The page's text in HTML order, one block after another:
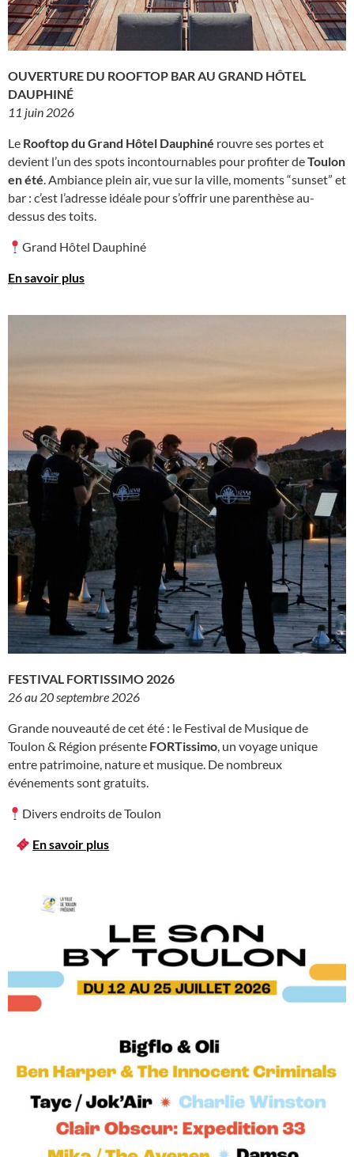
OUVERTURE DU ROOFTOP BAR AU GRAND HÔTEL
DAUPHINÉ
11 juin 2026
Le Rooftop du Grand Hôtel Dauphiné rouvre ses portes et
devient l’un des spots incontournables pour profiter deToulon
en été. Ambiance plein air, vue sur la ville, moments “sunset” et
bar : c’est l’adresse idéale pour s’offrir une parenthèse au-
dessus des toits.
Grand Hôtel Dauphiné
En savoir plus
FESTIVAL FORTISSIMO 2026
26 au 20 septembre 2026
Grande nouveauté de cet été : le Festival de Musique de
Toulon & Région présente FORTissimo, un voyage unique
entre patrimoine, nature et musique. De nombreux
événements sont gratuits.
Divers endroits de Toulon
En savoir plus